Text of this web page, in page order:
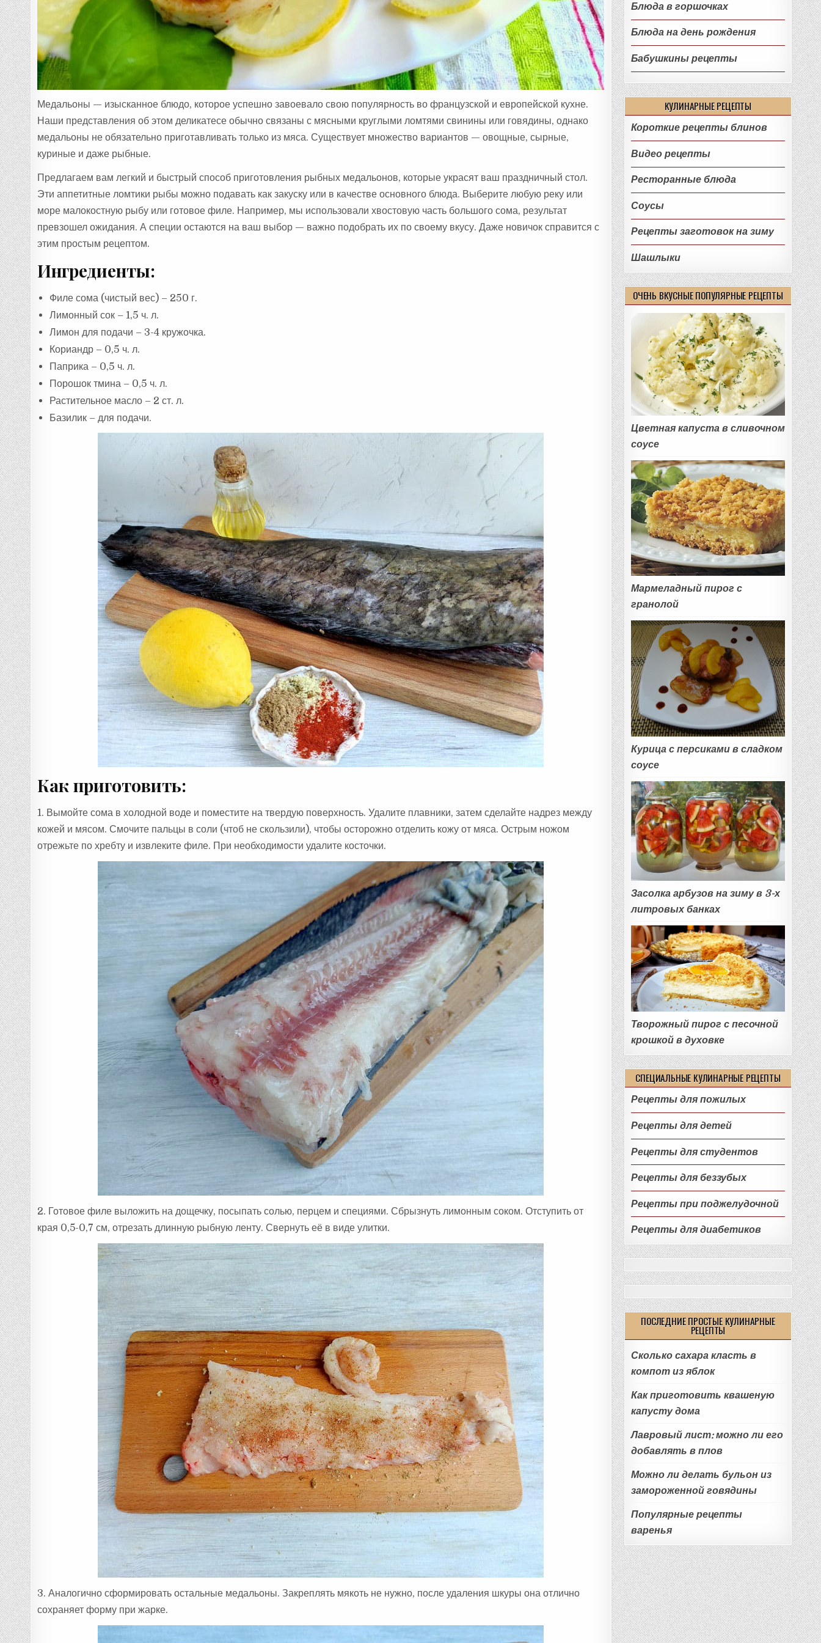
Медальоны — изысканное блюдо, которое успешно завоевало свою популярность во французской и европейской кухне.
Наши представления об этом деликатесе обычно связаны с мясными круглыми ломтями свинины или говядины, однако
медальоны не обязательно приготавливать только из мяса. Существует множество вариантов — овощные, сырные,
куриные и даже рыбные.
Предлагаем вам легкий и быстрый способ приготовления рыбных медальонов, которые украсят ваш праздничный стол.
Эти аппетитные ломтики рыбы можно подавать как закуску или в качестве основного блюда. Выберите любую реку или
море малокостную рыбу или готовое филе. Например, мы использовали хвостовую часть большого сома, результат
превзошел ожидания. А специи остаются на ваш выбор — важно подобрать их по своему вкусу. Даже новичок справится с
этим простым рецептом.
Ингредиенты:
Филе сома (чистый вес) – 250 г.
Лимонный сок – 1,5 ч. л.
Лимон для подачи – 3-4 кружочка.
Кориандр – 0,5 ч. л.
Паприка – 0,5 ч. л.
Порошок тмина – 0,5 ч. л.
Растительное масло – 2 ст. л.
Базилик – для подачи.
Как приготовить:
1. Вымойте сома в холодной воде и поместите на твердую поверхность. Удалите плавники, затем сделайте надрез между
кожей и мясом. Смочите пальцы в соли (чтоб не скользили), чтобы осторожно отделить кожу от мяса. Острым ножом
отрежьте по хребту и извлеките филе. При необходимости удалите косточки.
2. Готовое филе выложить на дощечку, посыпать солью, перцем и специями. Сбрызнуть лимонным соком. Отступить от
края 0,5-0,7 см, отрезать длинную рыбную ленту. Свернуть её в виде улитки.
3. Аналогично сформировать остальные медальоны. Закреплять мякоть не нужно, после удаления шкуры она отлично
сохраняет форму при жарке.
Блюда в горшочках
Блюда на день рождения
Бабушкины рецепты
КУЛИНАРНЫЕ РЕЦЕПТЫ
Короткие рецепты блинов
Видео рецепты
Ресторанные блюда
Соусы
Рецепты заготовок на зиму
Шашлыки
ОЧЕНЬ ВКУСНЫЕ ПОПУЛЯРНЫЕ РЕЦЕПТЫ
Цветная капуста в сливочном
соусе
Мармеладный пирог с
гранолой
Курица с персиками в сладком
соусе
Засолка арбузов на зиму в 3-х
литровых банках
Творожный пирог с песочной
крошкой в духовке
СПЕЦИАЛЬНЫЕ КУЛИНАРНЫЕ РЕЦЕПТЫ
Рецепты для пожилых
Рецепты для детей
Рецепты для студентов
Рецепты для беззубых
Рецепты при поджелудочной
Рецепты для диабетиков
ПОСЛЕДНИЕ ПРОСТЫЕ КУЛИНАРНЫЕ
РЕЦЕПТЫ
Сколько сахара класть в
компот из яблок
Как приготовить квашеную
капусту дома
Лавровый лист: можно ли его
добавлять в плов
Можно ли делать бульон из
замороженной говядины
Популярные рецепты
варенья